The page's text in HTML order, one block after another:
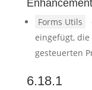
Forms Utils
eingefügt,
gesteuerten
6.18.1